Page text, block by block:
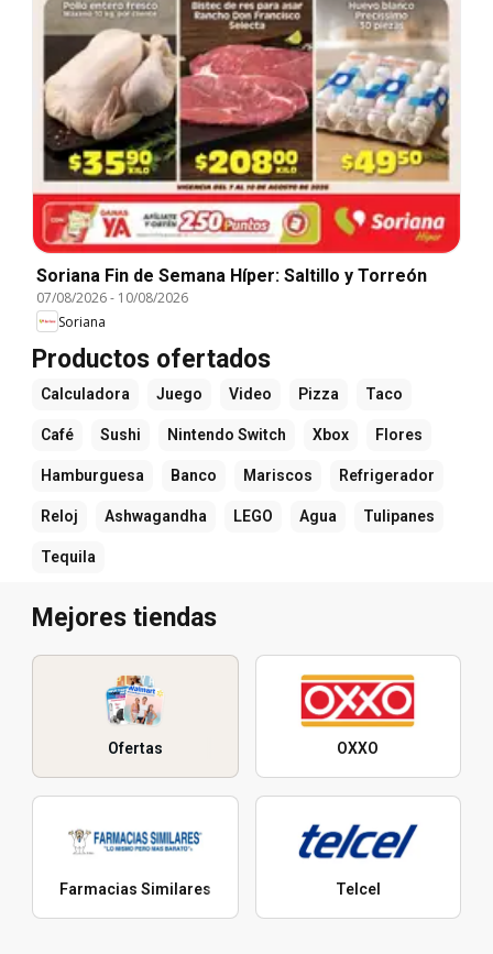
Soriana Fin de Semana Híper: Saltillo y Torreón
07/08/2026- 10/08/2026
Soriana
Productos ofertados
Calculadora Juego Video Pizza Taco
Café Sushi Nintendo Switch Xbox Flores
Hamburguesa Banco Mariscos Refrigerador
Reloj Ashwagandha LEGO Agua Tulipanes
Tequila
Mejores tiendas
Ofertas OXXO
Farmacias Similares Telcel